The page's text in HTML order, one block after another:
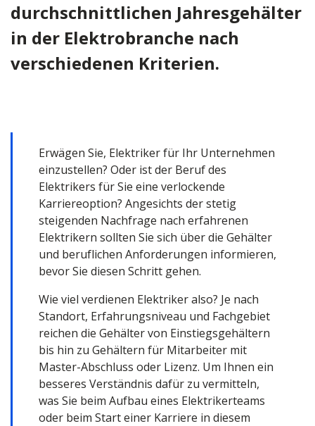
durchschnittlichen Jahresgehälter
in der Elektrobranche nach
verschiedenen Kriterien.
Erwägen Sie, Elektriker für Ihr Unternehmen
einzustellen? Oder ist der Beruf des
Elektrikers für Sie eine verlockende
Karriereoption? Angesichts der stetig
steigenden Nachfrage nach erfahrenen
Elektrikern sollten Sie sich über die Gehälter
und beruflichen Anforderungen informieren,
bevor Sie diesen Schritt gehen.
Wie viel verdienen Elektriker also? Je nach
Standort, Erfahrungsniveau und Fachgebiet
reichen die Gehälter von Einstiegsgehältern
bis hin zu Gehältern für Mitarbeiter mit
Master-Abschluss oder Lizenz. Um Ihnen ein
besseres Verständnis dafür zu vermitteln,
was Sie beim Aufbau eines Elektrikerteams
oder beim Start einer Karriere in diesem